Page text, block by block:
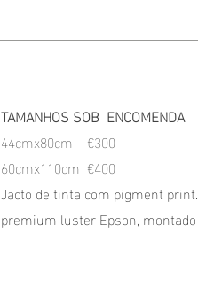
TAMANHOS SOB ENCOMENDA
44cmx80cm €300
60cmx110cm €400
Jacto de tinta com pigment
premium luster Epson,